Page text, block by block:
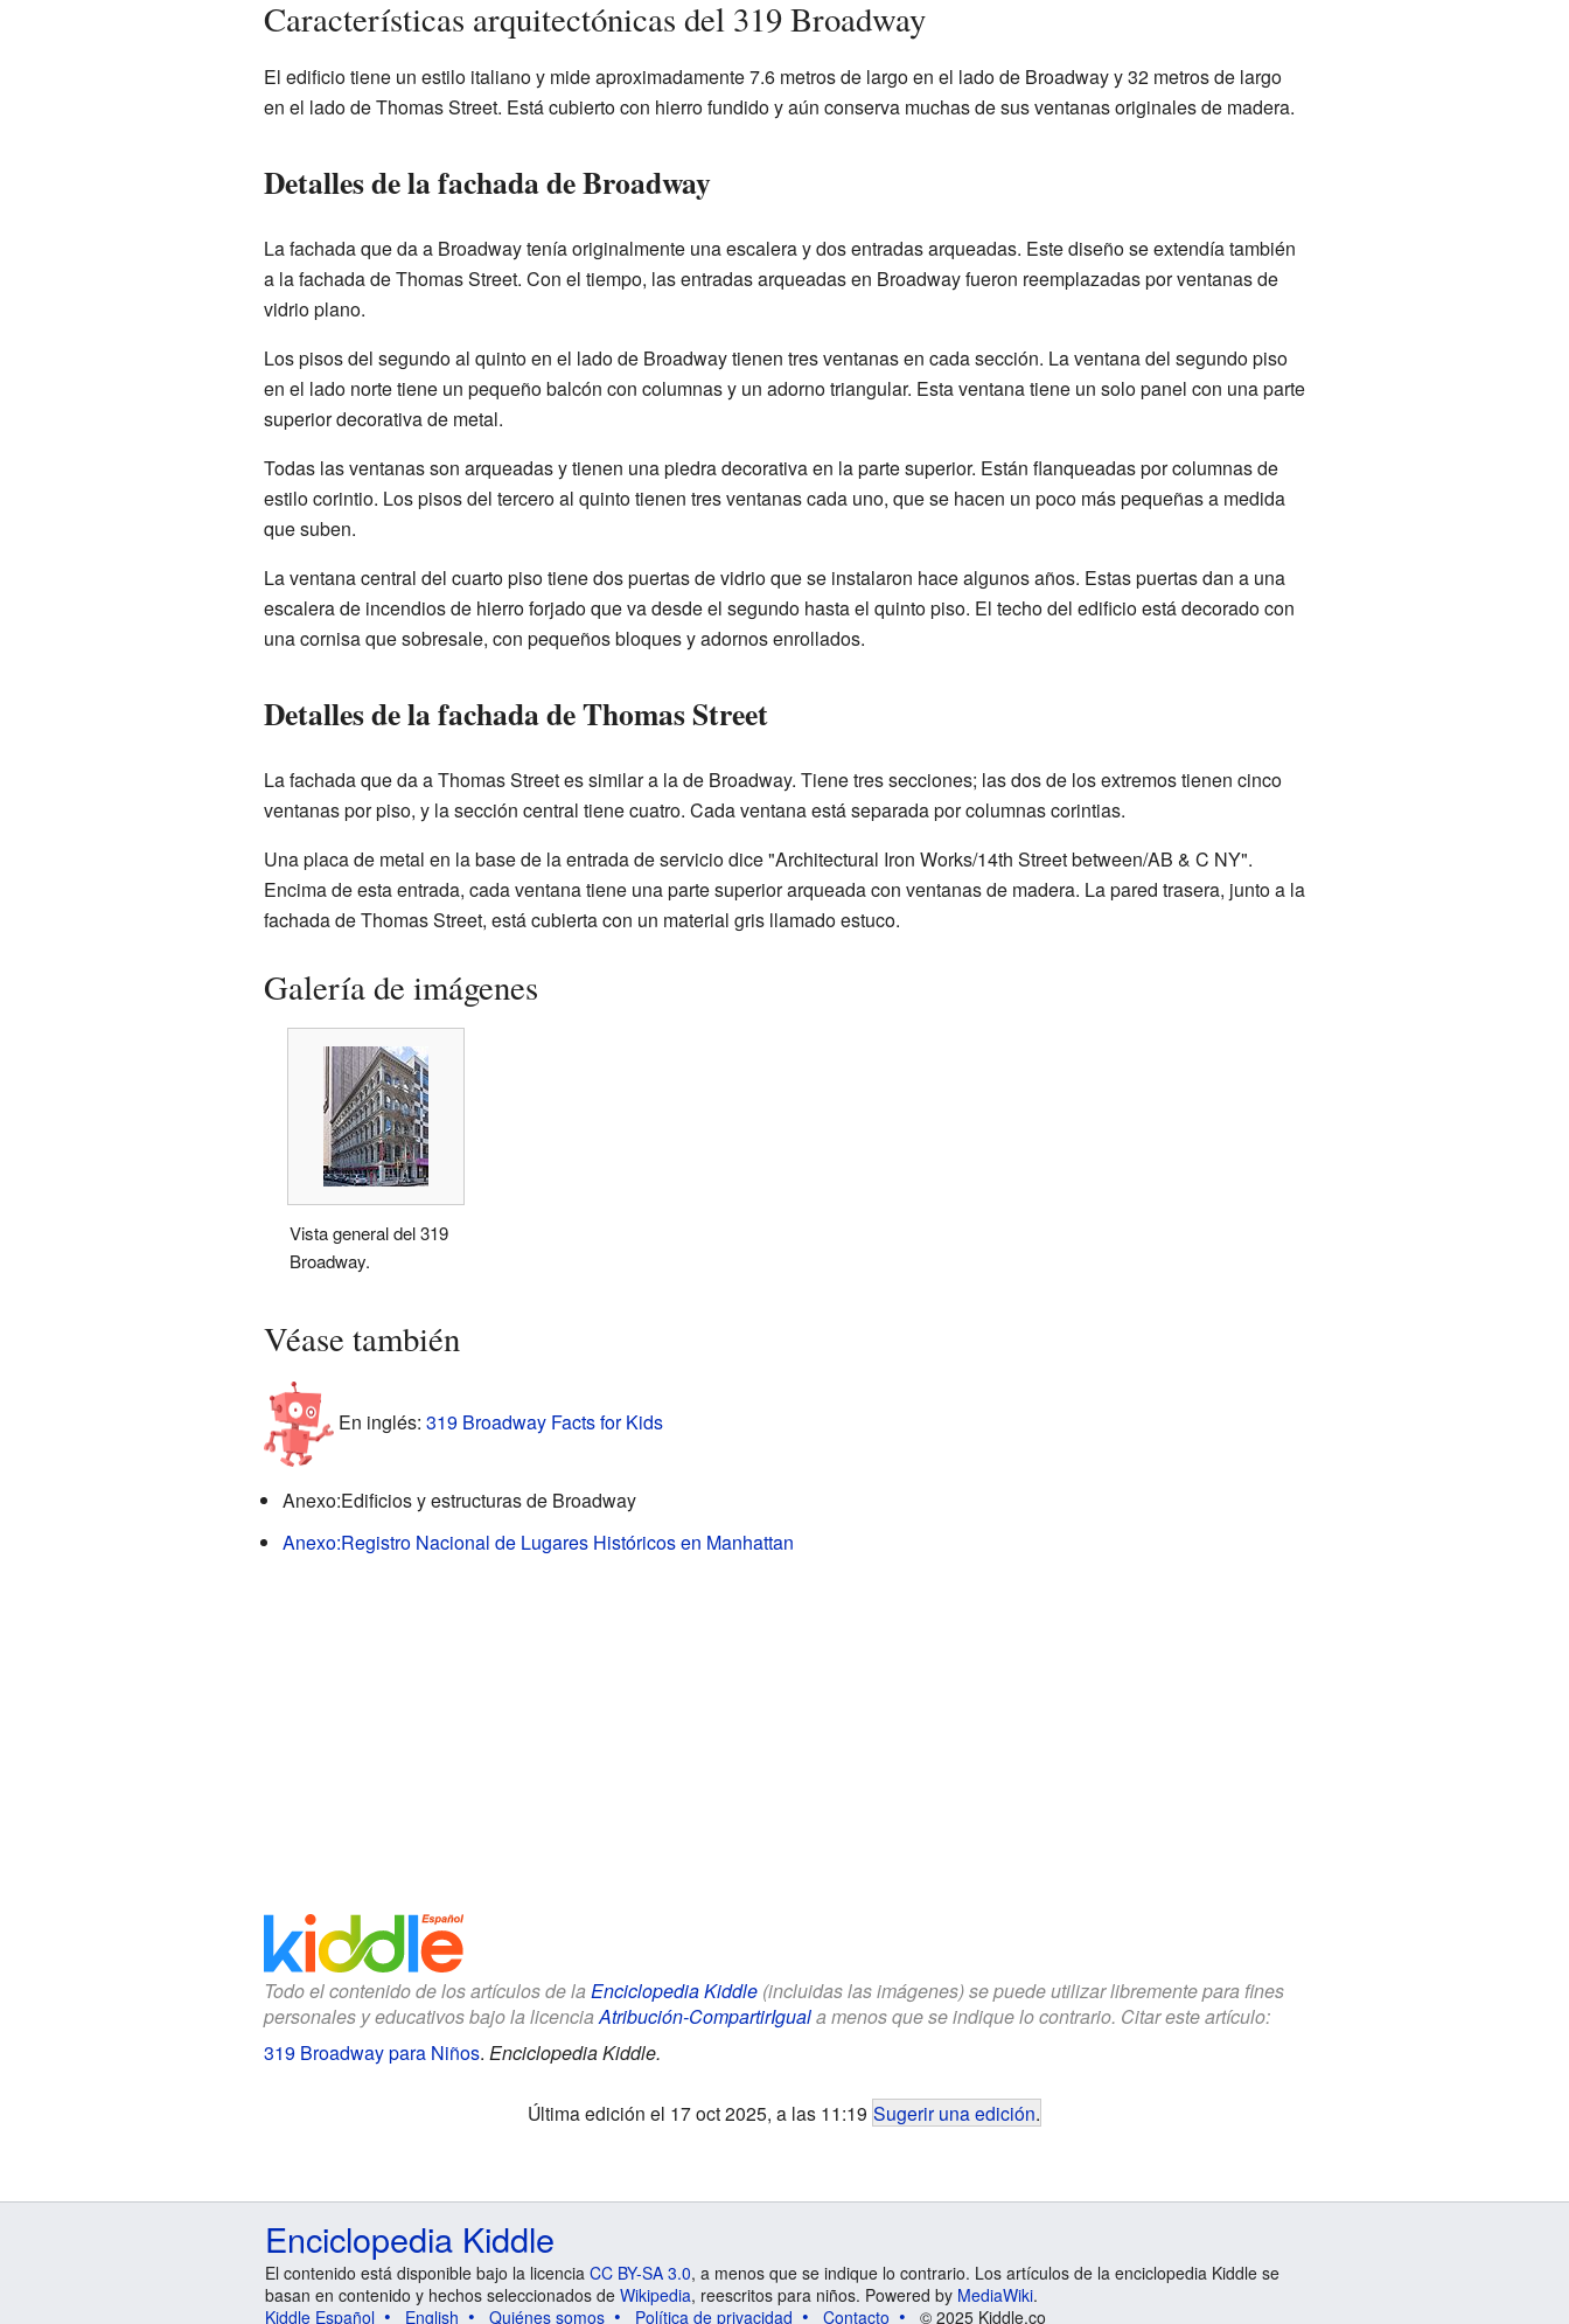
Características arquitectónicas del 319 Broadway
El edificio tiene un estilo italiano y mide aproximadamente 7.6 metros de largo en el lado de Broadway y 32 metros de largo
en el lado de Thomas Street. Está cubierto con hierro fundido y aún conserva muchas de sus ventanas originales de madera.
Detalles de la fachada de Broadway
La fachada que da a Broadway tenía originalmente una escalera y dos entradas arqueadas. Este diseño se extendía también
a la fachada de Thomas Street. Con el tiempo, las entradas arqueadas en Broadway fueron reemplazadas por ventanas de
vidrio plano.
Los pisos del segundo al quinto en el lado de Broadway tienen tres ventanas en cada sección. La ventana del segundo piso
en el lado norte tiene un pequeño balcón con columnas y un adorno triangular. Esta ventana tiene un solo panel con una parte
superior decorativa de metal.
Todas las ventanas son arqueadas y tienen una piedra decorativa en la parte superior. Están flanqueadas por columnas de
estilo corintio. Los pisos del tercero al quinto tienen tres ventanas cada uno, que se hacen un poco más pequeñas a medida
que suben.
La ventana central del cuarto piso tiene dos puertas de vidrio que se instalaron hace algunos años. Estas puertas dan a una
escalera de incendios de hierro forjado que va desde el segundo hasta el quinto piso. El techo del edificio está decorado con
una cornisa que sobresale, con pequeños bloques y adornos enrollados.
Detalles de la fachada de Thomas Street
La fachada que da a Thomas Street es similar a la de Broadway. Tiene tres secciones; las dos de los extremos tienen cinco
ventanas por piso, y la sección central tiene cuatro. Cada ventana está separada por columnas corintias.
Una placa de metal en la base de la entrada de servicio dice "Architectural Iron Works/14th Street between/AB & C NY".
Encima de esta entrada, cada ventana tiene una parte superior arqueada con ventanas de madera. La pared trasera, junto a la
fachada de Thomas Street, está cubierta con un material gris llamado estuco.
Galería de imágenes
Vista general del 319
Broadway.
Véase también
En inglés: 319 Broadway Facts for Kids
Anexo:Edificios y estructuras de Broadway
Anexo:Registro Nacional de Lugares Históricos en Manhattan
Todo el contenido de los artículos de la Enciclopedia Kiddle(incluidas las imágenes) se puede utilizar libremente para fines
personales y educativos bajo la licencia Atribución-CompartirIguala menos que se indique lo contrario. Citar este artículo:
319 Broadway para Niños. Enciclopedia Kiddle.
Última edición el 17 oct 2025, a las 11:19 Sugerir una edición.
Enciclopedia Kiddle
El contenido está disponible bajo la licencia CC BY-SA 3.0, a menos que se indique lo contrario. Los artículos de la enciclopedia Kiddle se
basan en contenido y hechos seleccionados de Wikipedia, reescritos para niños. Powered by MediaWiki.
Kiddle Español
English Quiénes somos Política de privacidad Contacto © 2025 Kiddle.co